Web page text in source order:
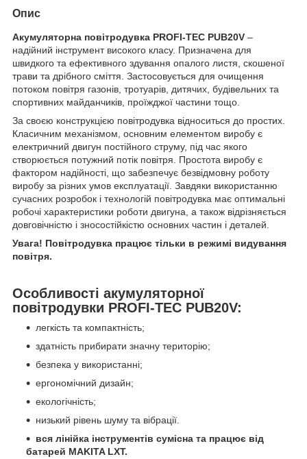
Опис
Акумуляторна повітродувка PROFI-TEC PUB20V –
надійний інструмент високого класу. Призначена для
швидкого та ефективного здування опалого листя, скошеної
трави та дрібного сміття. Застосовується для очищення
потоком повітря газонів, тротуарів, дитячих, будівельних та
спортивних майданчиків, проїжджої частини тощо.
За своєю конструкцією повітродувка відноситься до простих.
Класичним механізмом, основним елементом виробу є
електричний двигун постійного струму, під час якого
створюється потужний потік повітря. Простота виробу є
фактором надійності, що забезпечує безвідмовну роботу
виробу за різних умов експлуатації. Завдяки використанню
сучасних розробок і технологій повітродувка має оптимальні
робочі характеристики роботи двигуна, а також відрізняється
довговічністю і зносостійкістю основних частин і деталей.
Увага! Повітродувка працює тільки в режимі видування
повітря.
Особливості акумуляторної
повітродувки PROFI-TEC PUB20V:
легкість та компактність;
здатність прибирати значну територію;
безпека у використанні;
ергономічний дизайн;
екологічність;
низький рівень шуму та вібрації.
вся лінійка інструментів сумісна та працює від
батарей MAKITA LXT.